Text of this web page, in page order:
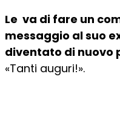
Le va di fare un
messaggio al suo
diventato di nuovo
«Tanti auguri!».